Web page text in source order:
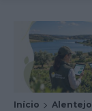
Início Alentejo